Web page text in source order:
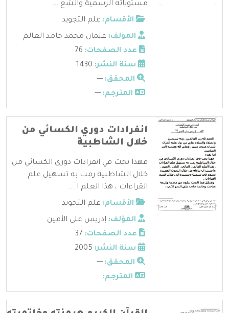
مستوياته الرسمية والشع ...
الأقسام: علم التجويد
المؤلف: عثمان محمد حامد العالم
عدد الصفحات:
سنة النشر:
المحقق: ---
المترجم: ---
انفرادات دوري الكسائي من
خلال الشاطبية
فهذا بحث في انفرادات دوري الكسائي من
خلال الشاطبية رمت به تسهيل علم
القراءات ، هذا العلم ا ...
الأقسام: علم التجويد
المؤلف: إدريس علي الأمين
عدد الصفحات:
سنة النشر:
المحقق: ---
المترجم: ---